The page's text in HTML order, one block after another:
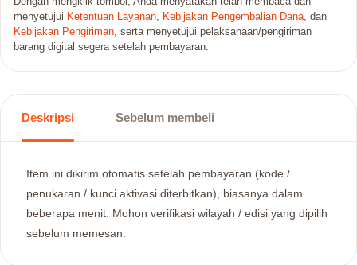
menyetujui Ketentuan Layanan, Kebijakan Pengembalian Dana, dan
Kebijakan Pengiriman, serta menyetujui pelaksanaan/pengiriman
barang digital segera setelah pembayaran.
Deskripsi Sebelum membeli
Item ini dikirim otomatis setelah pembayaran (kode /
penukaran / kunci aktivasi diterbitkan), biasanya dalam
beberapa menit. Mohon verifikasi wilayah / edisi yang dipilih
sebelum memesan.